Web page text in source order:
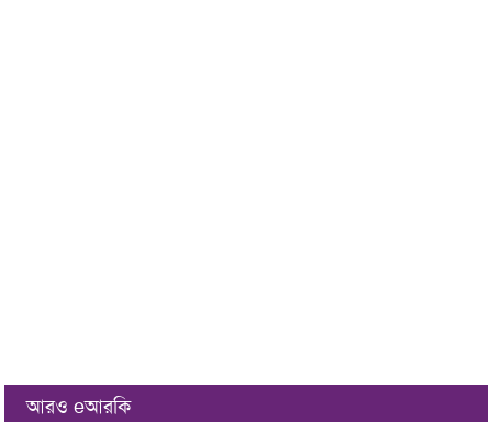
আরও eআরকি